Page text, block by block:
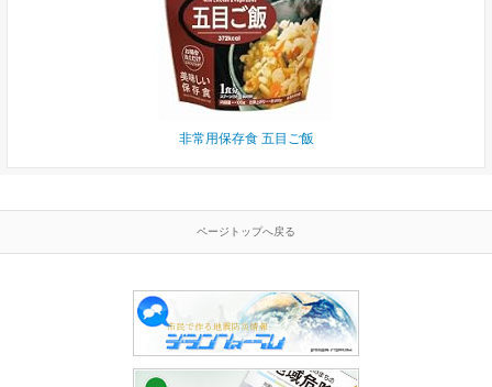
非常用保存食 五目ご飯
ページトップへ戻る